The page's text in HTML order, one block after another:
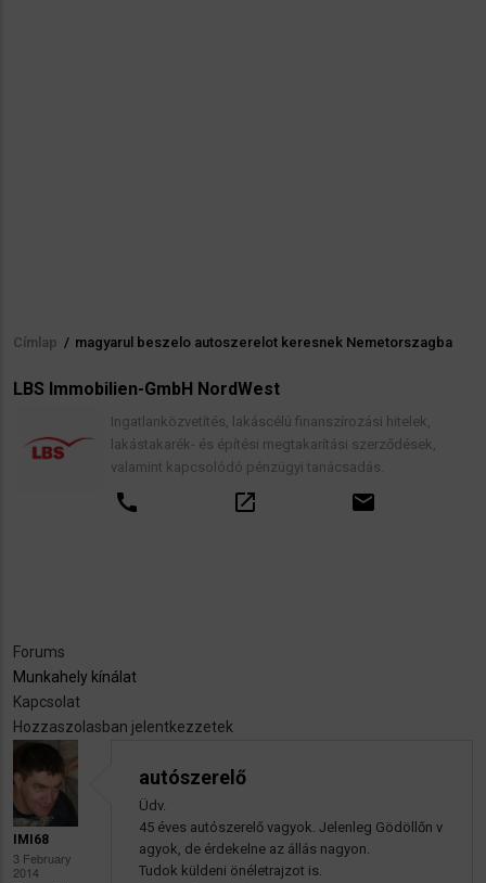
Morzsa
Címlap / magyarul beszelo autoszerelot keresnek Nemetorszagba
LBS Immobilien-GmbH NordWest
Ingatlanközvetítés, lakáscélú finanszírozási hitelek,
lakástakarék- és építési megtakarítási szerződések,
valamint kapcsolódó pénzügyi tanácsadás.
call open_in_new email
Forums
Munkahely kínálat
Kapcsolat
Hozzaszolasban jelentkezzetek
IMI68
3 February
2014
autószerelő
Üdv.
45 éves autószerelő vagyok. Jelenleg Gödöllőn v
agyok, de érdekelne az állás nagyon.
Tudok küldeni önéletrajzot is.